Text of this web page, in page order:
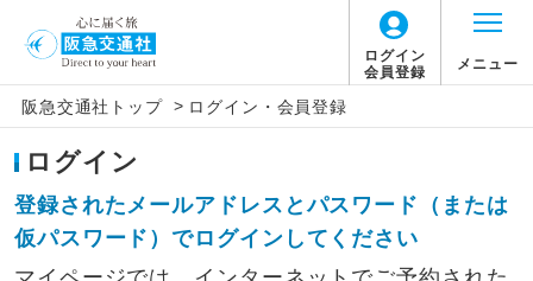
ログイン
会員登録
メニュー
阪急交通社トップ > ログイン・会員登録
ログイン
登録されたメールアドレスとパスワード（または
仮パスワード）でログインしてください